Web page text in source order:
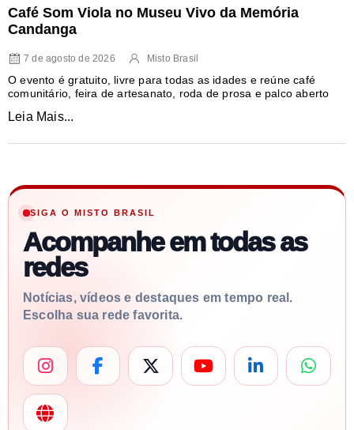
Café Som Viola no Museu Vivo da Memória
Candanga
7 de agosto de 2026 Misto Brasil
O evento é gratuito, livre para todas as idades e reúne café
comunitário, feira de artesanato, roda de prosa e palco aberto
Leia Mais...
SIGA O MISTO BRASIL
Acompanhe em todas as
redes
Notícias, vídeos e destaques em tempo real.
Escolha sua rede favorita.